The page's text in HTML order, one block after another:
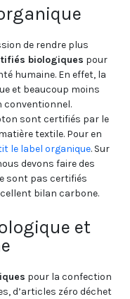
de rendre plus
biologiques pour
humaine. En effet, la
et beaucoup moins
conventionnel.
sont certifiés par le
textile. Pour en
le label organique. Sur
devons faire des
sont pas certifiés
bilan carbone.
et
pour la confection
d’articles zéro déchet